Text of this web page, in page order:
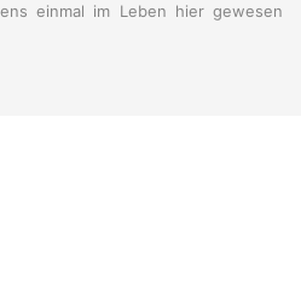
einmal im Leben hier gewesen